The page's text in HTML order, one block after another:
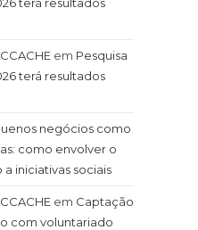
em Pesquisa
terá resultados
negócios como
como envolver o
iniciativas sociais
em Captação
com voluntariado